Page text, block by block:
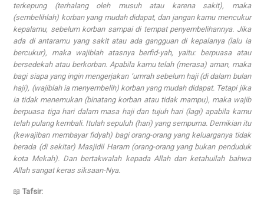
terkepung (terhalang oleh musuh atau karena sakit), maka
(sembelihlah) korban yang mudah didapat, dan jangan kamu mencukur
kepalamu, sebelum korban sampai di tempat penyembelihannya. Jika
ada di antaramu yang sakit atau ada gangguan di kepalanya (lalu ia
bercukur), maka wajiblah atasnya berfid-yah, yaitu: berpuasa atau
bersedekah atau berkorban. Apabila kamu telah (merasa) aman, maka
bagi siapa yang ingin mengerjakan ‘umrah sebelum haji (di dalam bulan
haji), (wajiblah ia menyembelih) korban yang mudah didapat. Tetapi jika
ia tidak menemukan (binatang korban atau tidak mampu), maka wajib
berpuasa tiga hari dalam masa haji dan tujuh hari (lagi) apabila kamu
telah pulang kembali. Itulah sepuluh (hari) yang sempurna. Demikian itu
(kewajiban membayar fidyah) bagi orang-orang yang keluarganya tidak
berada (di sekitar) Masjidil Haram (orang-orang yang bukan penduduk
kota Mekah). Dan bertakwalah kepada Allah dan ketahuilah bahwa
Allah sangat keras siksaan-Nya.
📖 Tafsir: